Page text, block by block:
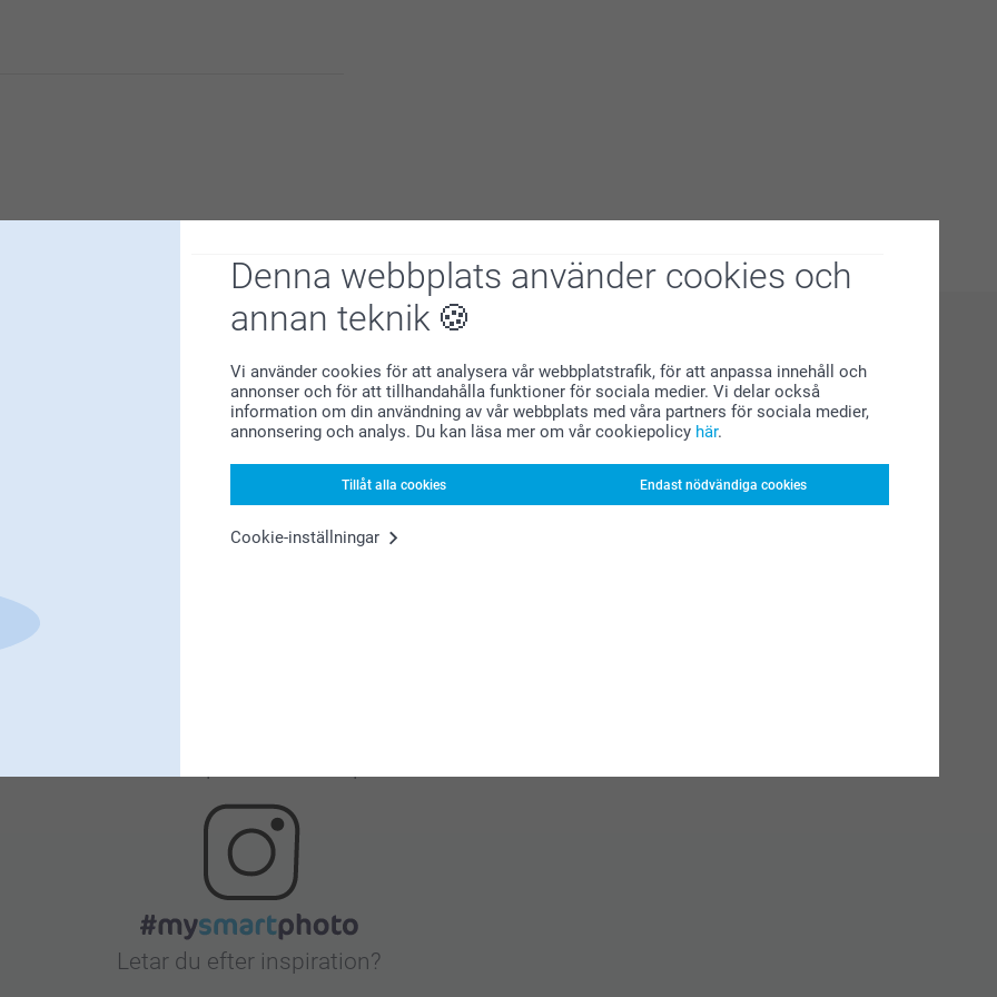
Denna webbplats använder cookies och
annan teknik
Vi använder cookies för att analysera vår webbplatstrafik, för att anpassa innehåll och
annonser och för att tillhandahålla funktioner för sociala medier. Vi delar också
information om din användning av vår webbplats med våra partners för sociala medier,
annonsering och analys. Du kan läsa mer om vår cookiepolicy här.
Tillåt alla cookies Endast nödvändiga cookies
Cookie-inställningar
nöjd med din banderoll!
smartphoto?
Letar du efter inspiration?